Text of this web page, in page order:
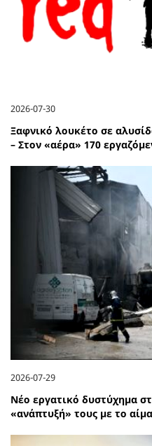
2026-07-30
Ξαφνικό λουκέτο σε
– Στον «αέρα» 170
2026-07-29
Νέο εργατικό δυστύχημα
«ανάπτυξή» τους με το